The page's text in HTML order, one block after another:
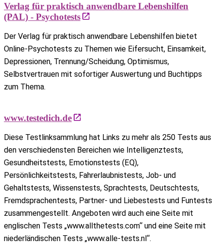
Verlag für praktisch anwendbare Lebenshilfen
(PAL) - Psychotests
Der Verlag für praktisch anwendbare Lebenshilfen bietet
Online-Psychotests zu Themen wie Eifersucht, Einsamkeit,
Depressionen, Trennung/Scheidung, Optimismus,
Selbstvertrauen mit sofortiger Auswertung und Buchtipps
zum Thema.
www.testedich.de
Diese Testlinksammlung hat Links zu mehr als 250 Tests aus
den verschiedensten Bereichen wie Intelligenztests,
Gesundheitstests, Emotionstests (EQ),
Persönlichkeitstests, Fahrerlaubnistests, Job- und
Gehaltstests, Wissenstests, Sprachtests, Deutschtests,
Fremdsprachentests, Partner- und Liebestests und Funtests
zusammengestellt. Angeboten wird auch eine Seite mit
englischen Tests „www.allthetests.com“ und eine Seite mit
niederländischen Tests „www.alle-tests.nl“.